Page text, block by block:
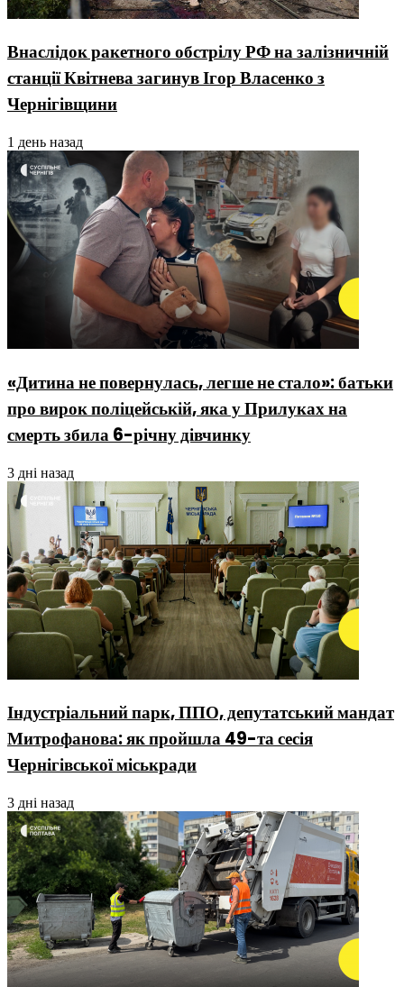
Внаслідок ракетного обстрілу РФ на залізничній
станції Квітнева загинув Ігор Власенко з
Чернігівщини
1 день назад
«Дитина не повернулась, легше не стало»: батьки
про вирок поліцейській, яка у Прилуках на
смерть збила 6-річну дівчинку
3 дні назад
Індустріальний парк, ППО, депутатський мандат
Митрофанова: як пройшла 49-та сесія
Чернігівської міськради
3 дні назад